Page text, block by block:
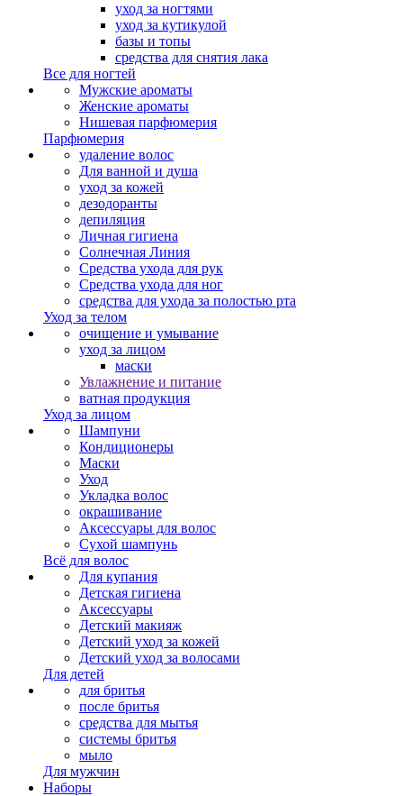
уход за ногтями
уход за кутикулой
базы и топы
средства для снятия лака
Все для ногтей
Мужские ароматы
Женские ароматы
Нишевая парфюмерия
Парфюмерия
удаление волос
Для ванной и душа
уход за кожей
дезодоранты
депиляция
Личная гигиена
Солнечная Линия
Средства ухода для рук
Средства ухода для ног
средства для ухода за полостью рта
Уход за телом
очищение и умывание
уход за лицом
маски
Увлажнение и питание
ватная продукция
Уход за лицом
Шампуни
Кондиционеры
Маски
Уход
Укладка волос
окрашивание
Аксессуары для волос
Сухой шампунь
Всё для волос
Для купания
Детская гигиена
Аксессуары
Детский макияж
Детский уход за кожей
Детский уход за волосами
Для детей
для бритья
после бритья
средства для мытья
системы бритья
мыло
Для мужчин
Наборы